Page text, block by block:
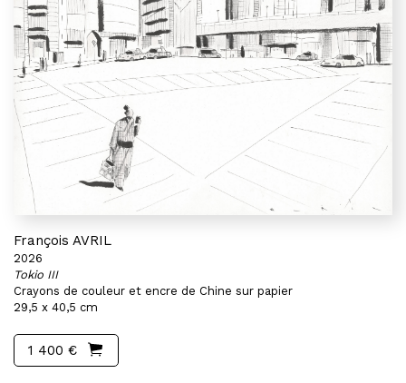
François AVRIL
2026
Tokio III
Crayons de couleur et encre de Chine sur papier
29,5 x 40,5 cm
1 400 €